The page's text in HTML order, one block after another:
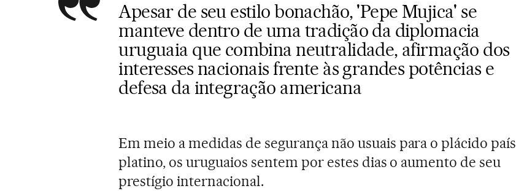
Apesar de seu estilo bonachão, 'Pepe Mujica' se
manteve dentro de uma tradição da diplomacia
uruguaia que combina neutralidade, afirmação dos
interesses nacionais frente às grandes potências e
defesa da integração americana
Em meio a medidas de segurança não usuais para o plácido país
platino, os uruguaios sentem por estes dias o aumento de seu
prestígio internacional.